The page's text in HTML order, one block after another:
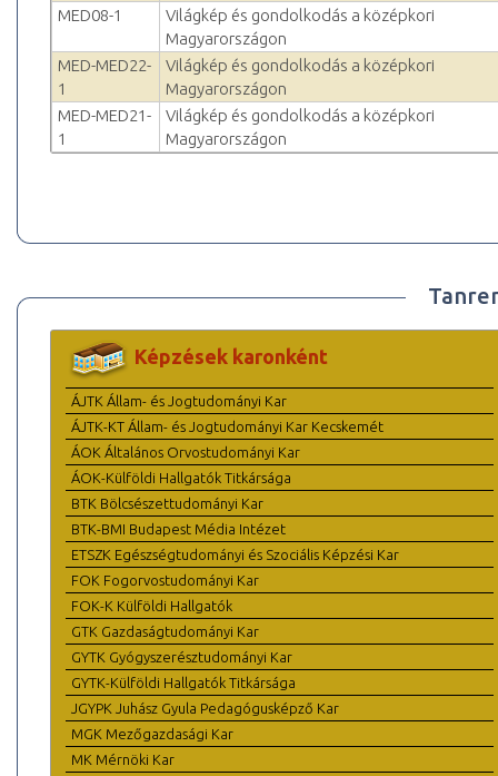
MED08-1
Világkép és gondolkodás a középkori
Magyarországon
MED-MED22-
1
Világkép és gondolkodás a középkori
Magyarországon
MED-MED21-
1
Világkép és gondolkodás a középkori
Magyarországon
Képzések karonként
ÁJTK Állam- és Jogtudományi Kar
ÁJTK-KT Állam- és Jogtudományi Kar Kecskemét
ÁOK Általános Orvostudományi Kar
ÁOK-Külföldi Hallgatók Titkársága
BTK Bölcsészettudományi Kar
BTK-BMI Budapest Média Intézet
ETSZK Egészségtudományi és Szociális Képzési Kar
FOK Fogorvostudományi Kar
FOK-K Külföldi Hallgatók
GTK Gazdaságtudományi Kar
GYTK Gyógyszerésztudományi Kar
GYTK-Külföldi Hallgatók Titkársága
JGYPK Juhász Gyula Pedagógusképző Kar
MGK Mezőgazdasági Kar
MK Mérnöki Kar